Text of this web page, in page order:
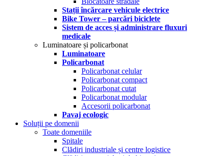
Stații încărcare vehicule electrice
Bike Tower – parcări biciclete
Sistem de acces și administrare fluxuri
medicale
Luminatoare și policarbonat
Luminatoare
Policarbonat
Policarbonat celular
Policarbonat compact
Policarbonat cutat
Policarbonat modular
Accesorii policarbonat
Pavaj ecologic
Soluții pe domenii
Toate domeniile
Spitale
Clădiri industriale și centre logistice